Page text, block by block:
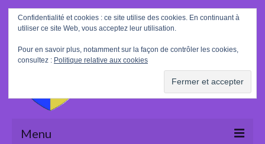
Rechercher
:
Menu
Confidentialité et cookies : ce site utilise des cookies. En continuant à
utiliser ce site Web, vous acceptez leur utilisation.
Pour en savoir plus, notamment sur la façon de contrôler les cookies,
consultez : Politique relative aux cookies